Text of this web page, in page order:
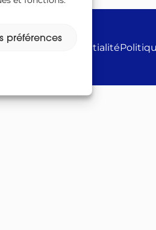
préférences
de confidentialité